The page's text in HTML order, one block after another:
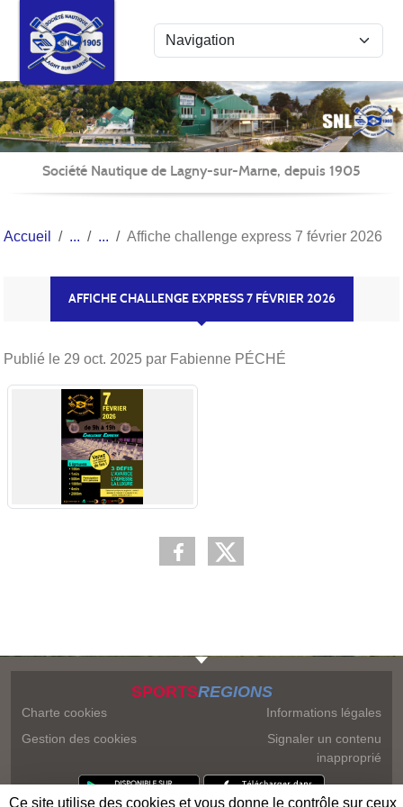
Société Nautique de Lagny-sur-Marne, depuis 1905
Accueil Affiche challenge express 7 février 2026
AFFICHE CHALLENGE EXPRESS 7 FÉVRIER 2026
Publié le 29 oct. 2025 par Fabienne PÉCHÉ
SPORTSREGIONS
Charte cookies
Gestion des cookies
Informations légales
Signaler un contenu
inapproprié
Panneau de gestion des cookies
Ce site utilise des cookies et vous donne le contrôle sur ceux